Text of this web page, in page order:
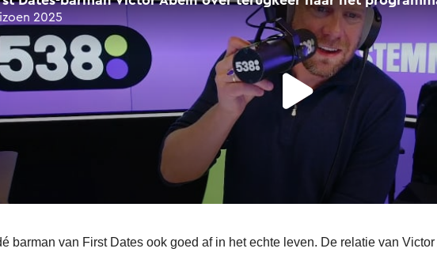
barman van First Dates ook goed af in het echte leven. De relatie van